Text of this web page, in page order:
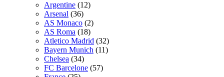
Argentine (12)
Arsenal (36)
AS Monaco (2)
AS Roma (18)
Atletico Madrid (32)
Bayern Munich (11)
Chelsea (34)
FC Barcelone (57)